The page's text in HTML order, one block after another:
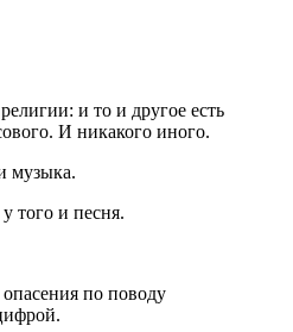
и то и другое есть
И никакого иного.
музыка.
того и песня.
по поводу